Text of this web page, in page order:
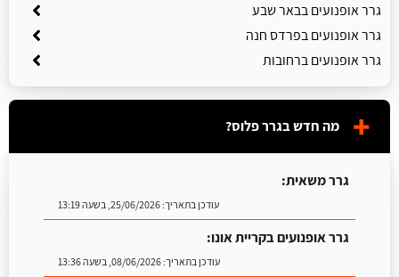
גרר אופנועים בבאר שבע
גרר אופנועים בפרדס חנה
גרר אופנועים ברחובות
מה חדש בגרר פלוס?
גרר משאית:
עודכן בתאריך:25/06/2026, בשעה 13:19
גרר אופנועים בקריית אונו:
עודכן בתאריך:08/06/2026, בשעה 13:36